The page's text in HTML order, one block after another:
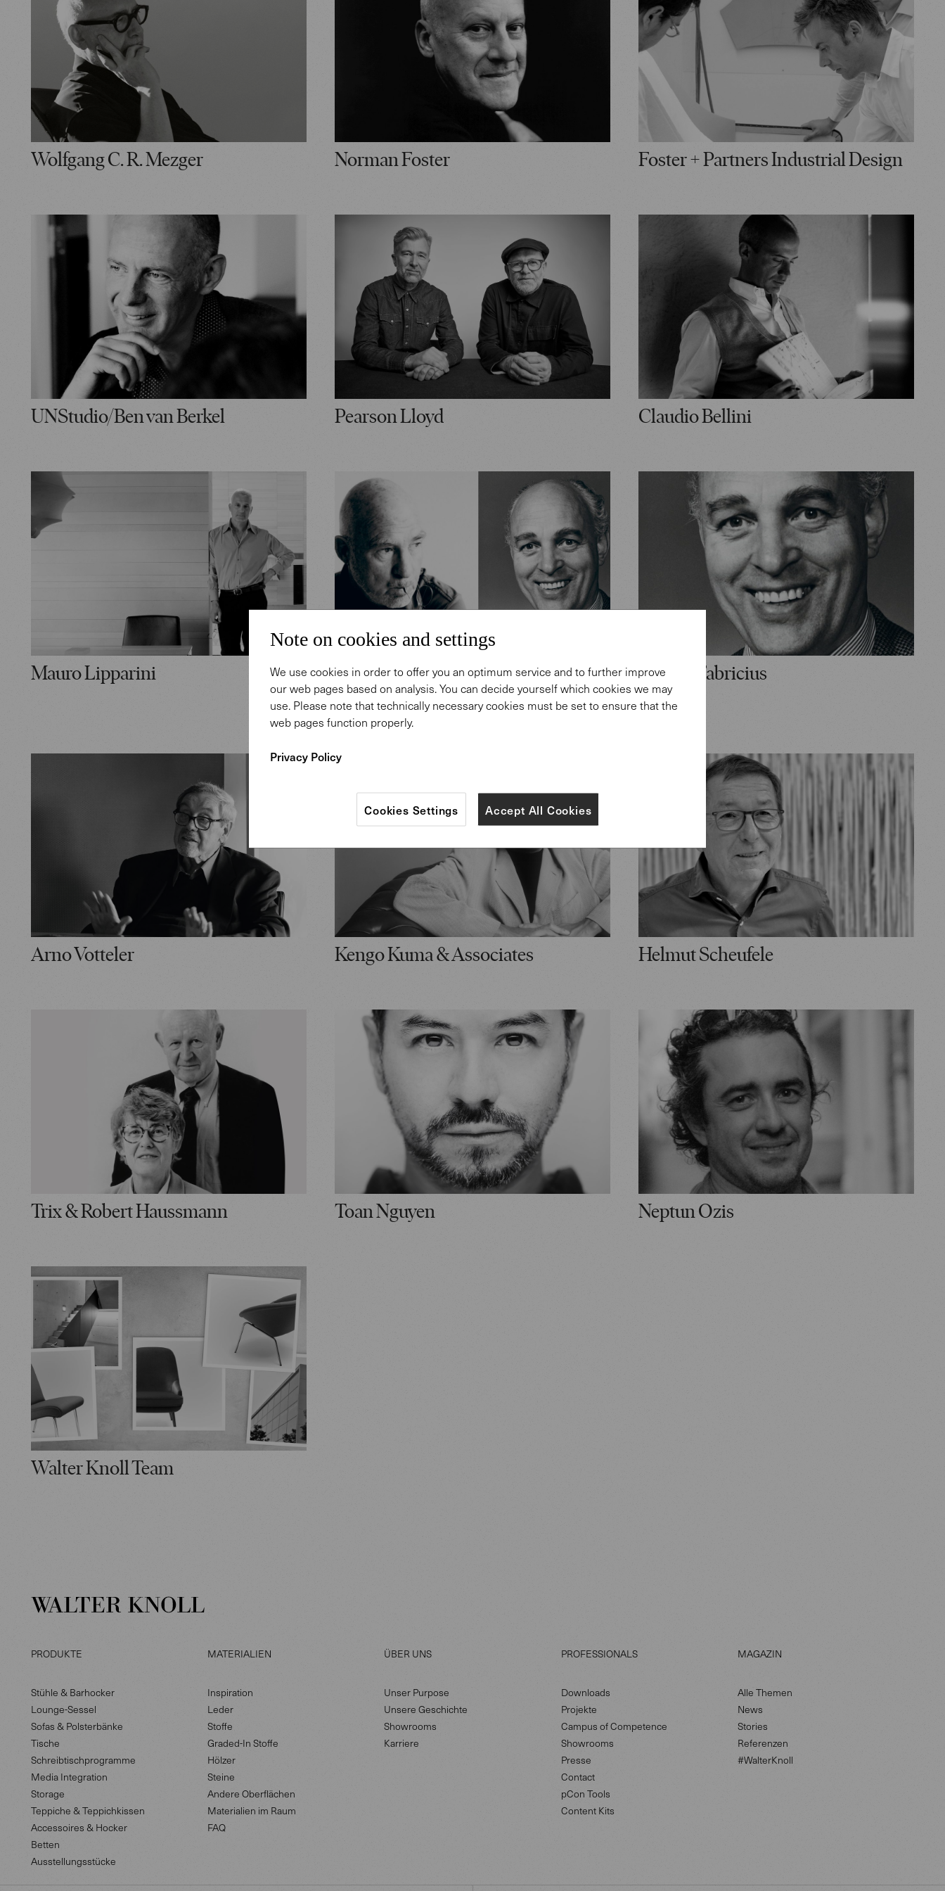
Wolfgang C. R. Mezger Norman Foster Foster + Partners Industrial Design
UNStudio/Ben van Berkel Pearson Lloyd Claudio Bellini
Mauro Lipparini
Preben Fabricius & Jørgen
Kastholm
Preben Fabricius
Arno Votteler Kengo Kuma & Associates Helmut Scheufele
Trix & Robert Haussmann Toan Nguyen Neptun Ozis
Walter Knoll Team
PRODUKTE
Stühle & Barhocker
Lounge-Sessel
Sofas & Polsterbänke
Tische
Schreibtischprogramme
Media Integration
Storage
Teppiche & Teppichkissen
Accessoires & Hocker
Betten
Ausstellungsstücke
MATERIALIEN
Inspiration
Leder
Stoffe
Graded-In Stoffe
Hölzer
Steine
Andere Oberflächen
Materialien im Raum
FAQ
ÜBER UNS
Unser Purpose
Unsere Geschichte
Showrooms
Karriere
PROFESSIONALS
Downloads
Projekte
Campus of Competence
Showrooms
Presse
Contact
pCon Tools
Content Kits
MAGAZIN
Alle Themen
News
Stories
Referenzen
#WalterKnoll
Note on cookies and settings
We use cookies in order to offer you an optimum service and to further improve
our web pages based on analysis. You can decide yourself which cookies we may
use. Please note that technically necessary cookies must be set to ensure that the
web pages function properly.
Privacy Policy
Accept All Cookies
Cookies Settings